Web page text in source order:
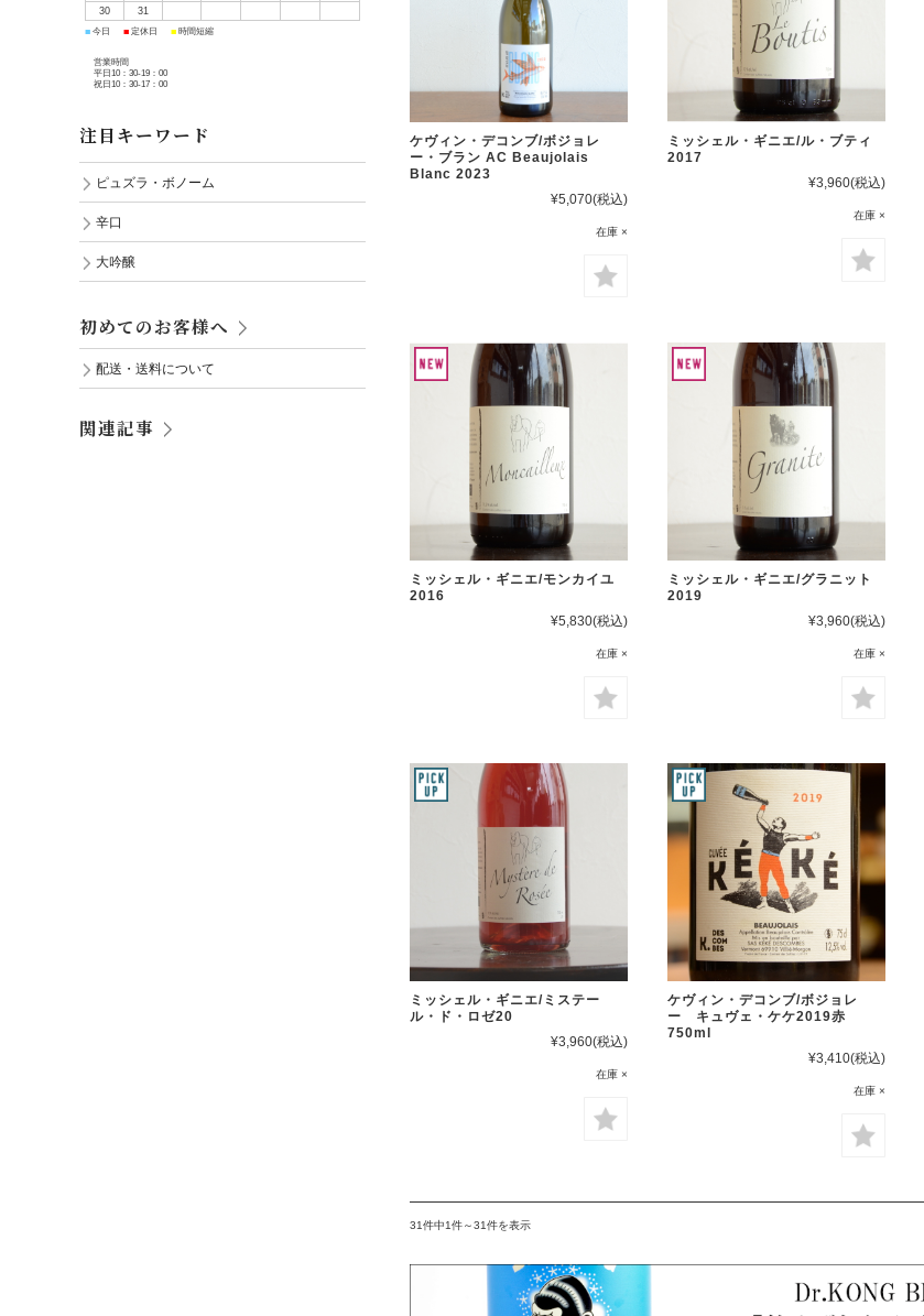
ケヴィン・デコンブ/ボジョレ
ー・ブラン AC Beaujolais
Blanc 2023
¥5,070(税込)
在庫 ×
ミッシェル・ギニエ/ル・ブティ
2017
¥3,960(税込)
在庫 ×
ミッシェル・ギニエ/モンカイユ
2016
¥5,830(税込)
在庫 ×
ミッシェル・ギニエ/グラニット
2019
¥3,960(税込)
在庫 ×
ミッシェル・ギニエ/ミステー
ル・ド・ロゼ20
¥3,960(税込)
在庫 ×
ケヴィン・デコンブ/ボジョレ
ー キュヴェ・ケケ2019赤
750ml
¥3,410(税込)
在庫 ×
31件中1件～31件を表示
30
31
■ 今日 ■ 定休日 ■ 時間短縮
営業時間
平日10：30-19：00
祝日10：30-17：00
注目キーワード
ピュズラ・ボノーム
辛口
大吟醸
初めてのお客様へ
配送・送料について
関連記事